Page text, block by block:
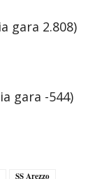
gara 2.808)
gara -544)
SS Arezzo